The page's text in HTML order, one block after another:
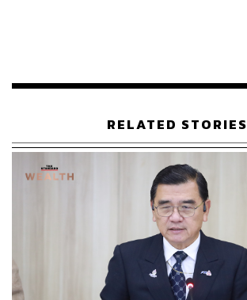
อยากให้กลับมารายงานตัว ส่วนกรณีที่มีกา
แรงงานถูกลวนลามนั้น อยู่ระหว่างการตรว
พยายามสอบถามไป แต่ต้องยอมรับความจริ
ลักษณะนั้นอยู่บ้างก็คงไม่ใช่ทั้ง 30 คน
ส่วนหากกลับเข้าสู่ระบบจะสามารถยกเลิกแ
พันธ์กล่าวว่า เป็นเพียงแค่การพูดคุย โดยท่า
อยากให้เร่งนําตัวคนเหล่านี้กลับมายังประเท
เนินการในส่วนนี้ได้ เราอาจจะแก้ไขปัญหาไ
RELATED STORIES